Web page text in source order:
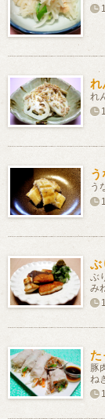
れ
れ
う
ぶ
ぶ
み
た
豚
ね